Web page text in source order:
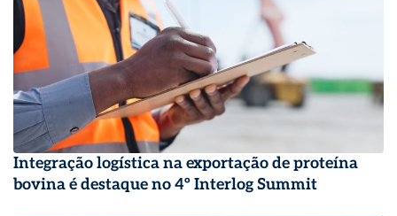
Integração logística na exportação de proteína
bovina é destaque no 4º Interlog Summit